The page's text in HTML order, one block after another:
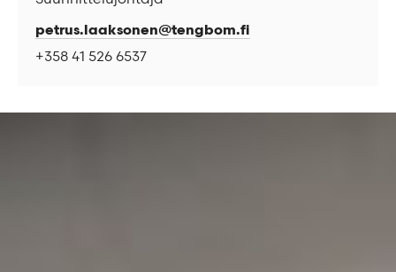
petrus.laaksonen@tengbom.fi
+358 41 526 6537